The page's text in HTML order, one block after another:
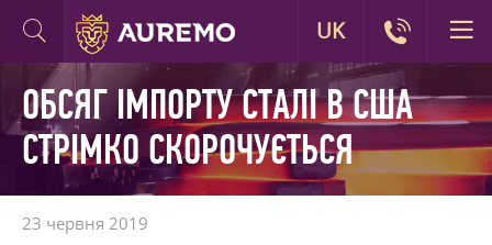
ОБСЯГ ІМПОРТУ СТАЛІ В США
СТРІМКО СКОРОЧУЄТЬСЯ
23 червня 2019
UK